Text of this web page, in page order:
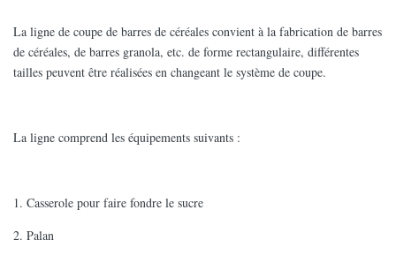
La ligne de coupe de barres de céréales convient à la fabrication de barres
de céréales, de barres granola, etc. de forme rectangulaire, différentes
tailles peuvent être réalisées en changeant le système de coupe.
La ligne comprend les équipements suivants :
1. Casserole pour faire fondre le sucre
2. Palan